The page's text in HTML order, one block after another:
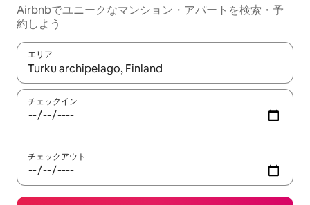
Airbnbでユニークなマンション・アパートを検索・予
約しよう
エリア
検索結果が表示されたら、上下の矢印キーを使って移動するか
チェックイン
チェックアウト